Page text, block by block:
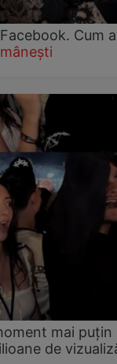
Cum a
mai puțin
de